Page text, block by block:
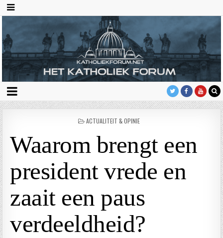
GEPLAATST
ACTUALITEIT & OPINIE
Waarom brengt een
president vrede en
zaait een paus
verdeeldheid?